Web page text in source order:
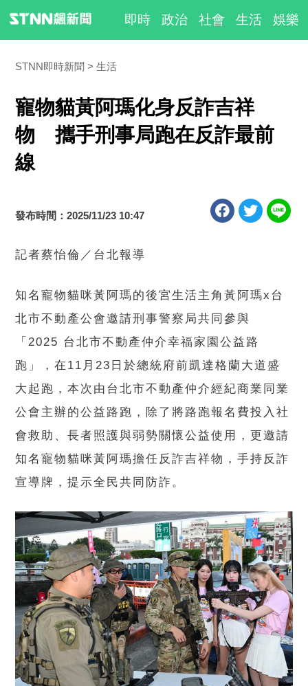
即時 政治 社會 生活 娛樂
STNN即時新聞 生活
寵物貓黃阿瑪化身反詐吉祥
物 攜手刑事局跑在反詐最前
線
發布時間：2025/11/23 10:47
記者蔡怡倫／台北報導
知名寵物貓咪黃阿瑪的後宮生活主角黃阿瑪x台
北市不動產公會邀請刑事警察局共同參與
「2025 台北市不動產仲介幸福家園公益路
跑」，在11月23日於總統府前凱達格蘭大道盛
大起跑，本次由台北市不動產仲介經紀商業同業
公會主辦的公益路跑，除了將路跑報名費投入社
會救助、長者照護與弱勢關懷公益使用，更邀請
知名寵物貓咪黃阿瑪擔任反詐吉祥物，手持反詐
宣導牌，提示全民共同防詐。